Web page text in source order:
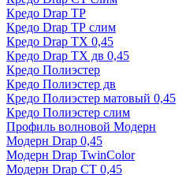
Кредо Drap ТР
Кредо Drap ТР слим
Кредо Drap ТХ 0,45
Кредо Drap ТХ дв 0,45
Кредо Полиэстер
Кредо Полиэстер дв
Кредо Полиэстер матовый 0,45
Кредо Полиэстер слим
Профиль волновой Модерн
Модерн Drap 0,45
Модерн Drap TwinColor
Модерн Drap СТ 0,45